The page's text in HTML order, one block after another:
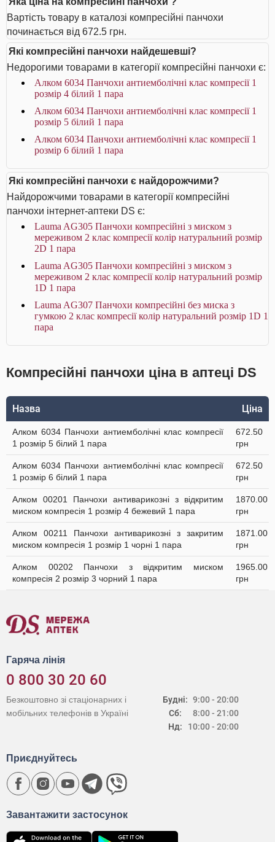
Вартість товару в каталозі компресійні панчохи
починається від 672.5 грн.
Які компресійні панчохи найдешевші?
Недорогими товарами в категорії компресійні панчохи є:
Алком 6034 Панчохи антиемболічні клас компресії 1
розмір 4 білий 1 пара
Алком 6034 Панчохи антиемболічні клас компресії 1
розмір 5 білий 1 пара
Алком 6034 Панчохи антиемболічні клас компресії 1
розмір 6 білий 1 пара
Які компресійні панчохи є найдорожчими?
Найдорожчими товарами в категорії компресійні
панчохи інтернет-аптеки DS є:
Lauma AG305 Панчохи компресійні з миском з
мереживом 2 клас компресії колір натуральний розмір
2D 1 пара
Lauma AG305 Панчохи компресійні з миском з
мереживом 2 клас компресії колір натуральний розмір
1D 1 пара
Lauma AG307 Панчохи компресійні без миска з
гумкою 2 клас компресії колір натуральний розмір 1D 1
пара
Компресійні панчохи ціна в аптеці DS
Назва Ціна
Алком 6034 Панчохи антиемболічні клас компресії
1 розмір 5 білий 1 пара
672.50
грн
Алком 6034 Панчохи антиемболічні клас компресії
1 розмір 6 білий 1 пара
672.50
грн
Алком 00201 Панчохи антиварикозні з відкритим
миском компресія 1 розмір 4 бежевий 1 пара
1870.00
грн
Алком 00211 Панчохи антиварикозні з закритим
миском компресія 1 розмір 1 чорні 1 пара
1871.00
грн
Алком 00202 Панчохи з відкритим миском
компресія 2 розмір 3 чорний 1 пара
1965.00
грн
Гаряча лінія
0 800 30 20 60
Будні:
Сб:
Нд:
9:00 - 20:00
8:00 - 21:00
10:00 - 20:00
Безкоштовно зі стаціонарних і
мобільних телефонів в Україні
Завантажити застосунок
Приєднуйтесь